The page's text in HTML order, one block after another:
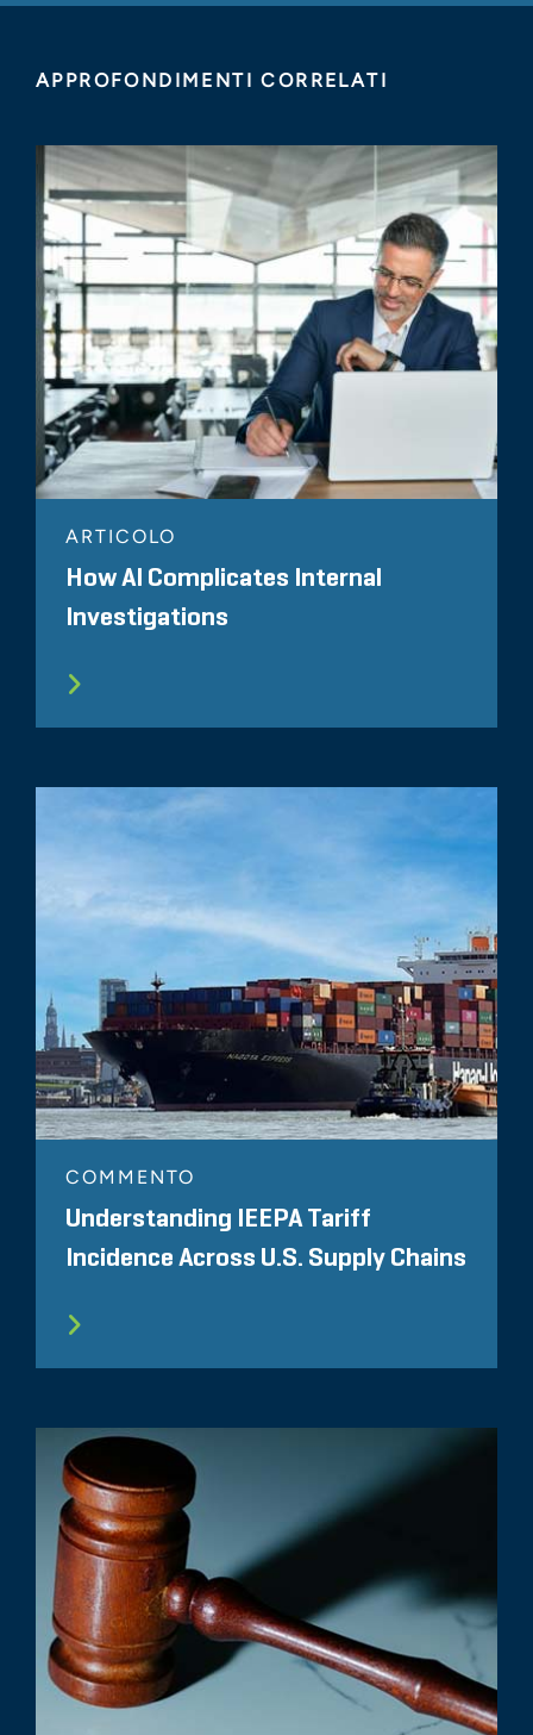
APPROFONDIMENTI CORRELATI
ARTICOLO
How AI Complicates Internal
Investigations
COMMENTO
Understanding IEEPA Tariff
Incidence Across U.S. Supply Chains